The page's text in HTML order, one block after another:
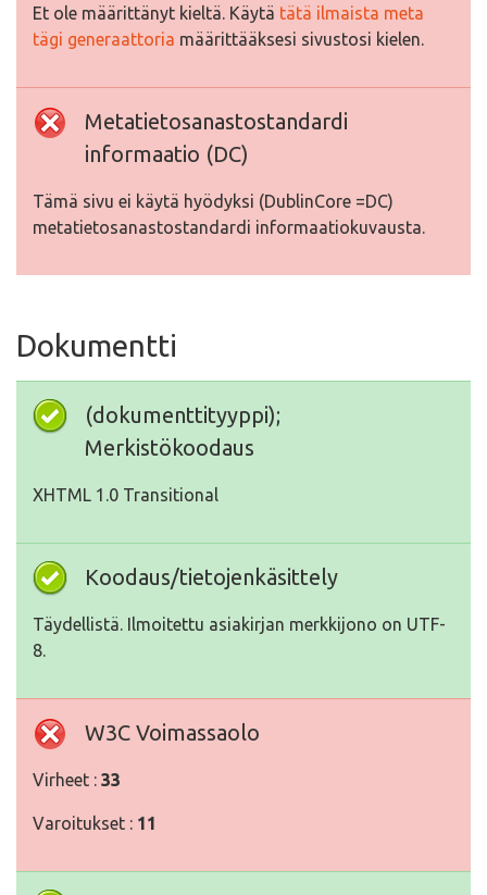
Et ole määrittänyt kieltä. Käytä tätä ilmaista meta
tägi generaattoria määrittääksesi sivustosi kielen.
Metatietosanastostandardi
informaatio (DC)
Tämä sivu ei käytä hyödyksi (DublinCore =DC)
metatietosanastostandardi informaatiokuvausta.
Dokumentti
(dokumenttityyppi);
Merkistökoodaus
XHTML 1.0 Transitional
Koodaus/tietojenkäsittely
Täydellistä. Ilmoitettu asiakirjan merkkijono on UTF-
8.
W3C Voimassaolo
Virheet : 33
Varoitukset : 11